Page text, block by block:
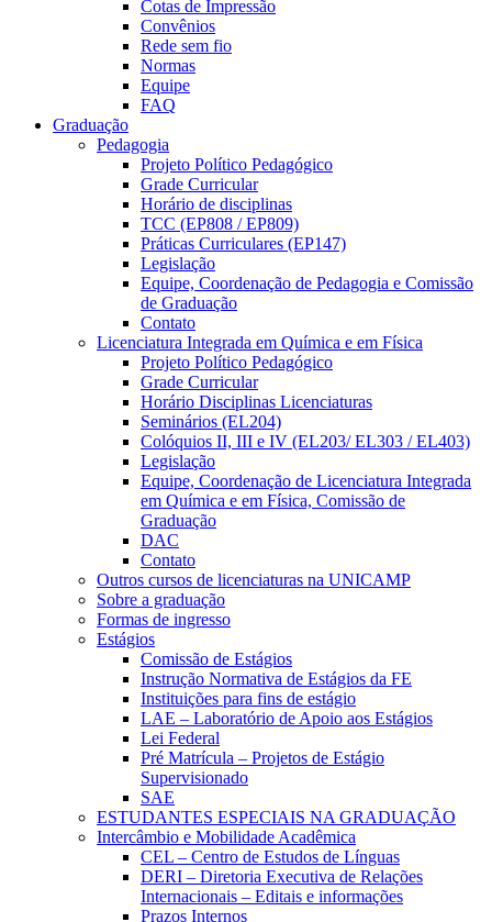
Cotas de Impressão
Convênios
Rede sem fio
Normas
Equipe
FAQ
Graduação
Pedagogia
Projeto Político Pedagógico
Grade Curricular
Horário de disciplinas
TCC (EP808 / EP809)
Práticas Curriculares (EP147)
Legislação
Equipe, Coordenação de Pedagogia e Comissão
de Graduação
Contato
Licenciatura Integrada em Química e em Física
Projeto Político Pedagógico
Grade Curricular
Horário Disciplinas Licenciaturas
Seminários (EL204)
Colóquios II, III e IV (EL203/ EL303 / EL403)
Legislação
Equipe, Coordenação de Licenciatura Integrada
em Química e em Física, Comissão de
Graduação
DAC
Contato
Outros cursos de licenciaturas na UNICAMP
Sobre a graduação
Formas de ingresso
Estágios
Comissão de Estágios
Instrução Normativa de Estágios da FE
Instituições para fins de estágio
LAE – Laboratório de Apoio aos Estágios
Lei Federal
Pré Matrícula – Projetos de Estágio
Supervisionado
SAE
ESTUDANTES ESPECIAIS NA GRADUAÇÃO
Intercâmbio e Mobilidade Acadêmica
CEL – Centro de Estudos de Línguas
DERI – Diretoria Executiva de Relações
Internacionais – Editais e informações
Prazos Internos